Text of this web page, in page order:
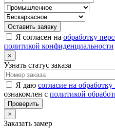
Оставить заявку
Я согласен на обработку
политикой конфиденциальности
×
Узнать статус заказа
Я даю согласие на
ознакомлен с политикой
Проверить
×
Заказать замер